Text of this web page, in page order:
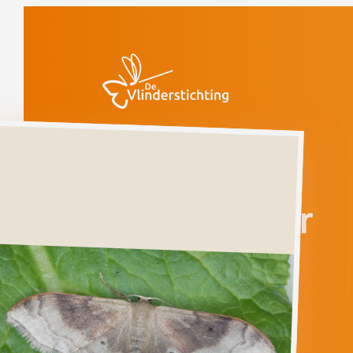
Bandstipspanner
IDAEA
DEGENERARIA
Ga direct naar
Verspreiding